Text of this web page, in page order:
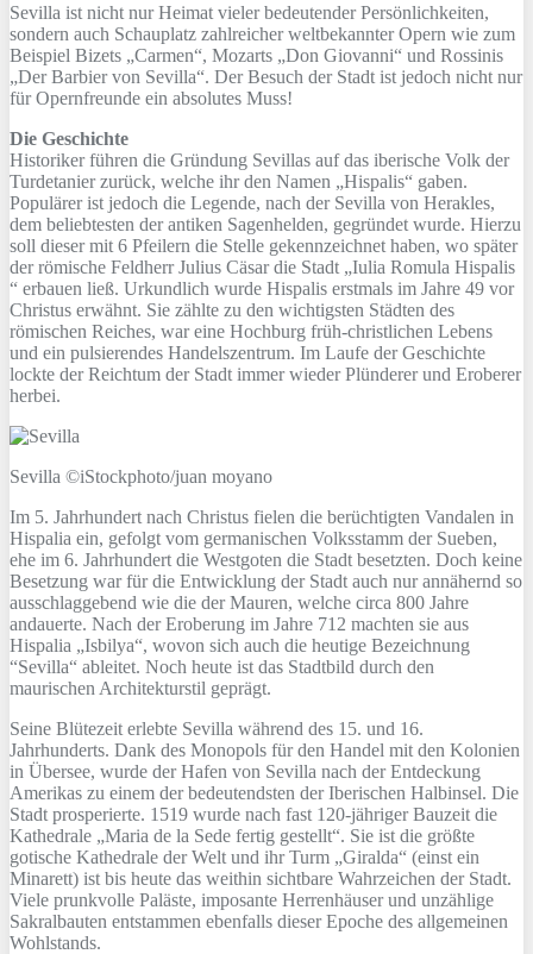
Sevilla ist nicht nur Heimat vieler bedeutender Persönlichkeiten,
sondern auch Schauplatz zahlreicher weltbekannter Opern wie zum
Beispiel Bizets „Carmen“, Mozarts „Don Giovanni“ und Rossinis
„Der Barbier von Sevilla“. Der Besuch der Stadt ist jedoch nicht nur
für Opernfreunde ein absolutes Muss!
Die Geschichte
Historiker führen die Gründung Sevillas auf das iberische Volk der
Turdetanier zurück, welche ihr den Namen „Hispalis“ gaben.
Populärer ist jedoch die Legende, nach der Sevilla von Herakles,
dem beliebtesten der antiken Sagenhelden, gegründet wurde. Hierzu
soll dieser mit 6 Pfeilern die Stelle gekennzeichnet haben, wo später
der römische Feldherr Julius Cäsar die Stadt „Iulia Romula Hispalis
“ erbauen ließ. Urkundlich wurde Hispalis erstmals im Jahre 49 vor
Christus erwähnt. Sie zählte zu den wichtigsten Städten des
römischen Reiches, war eine Hochburg früh-christlichen Lebens
und ein pulsierendes Handelszentrum. Im Laufe der Geschichte
lockte der Reichtum der Stadt immer wieder Plünderer und Eroberer
herbei.
Sevilla ©iStockphoto/juan moyano
Im 5. Jahrhundert nach Christus fielen die berüchtigten Vandalen in
Hispalia ein, gefolgt vom germanischen Volksstamm der Sueben,
ehe im 6. Jahrhundert die Westgoten die Stadt besetzten. Doch keine
Besetzung war für die Entwicklung der Stadt auch nur annähernd so
ausschlaggebend wie die der Mauren, welche circa 800 Jahre
andauerte. Nach der Eroberung im Jahre 712 machten sie aus
Hispalia „Isbilya“, wovon sich auch die heutige Bezeichnung
“Sevilla“ ableitet. Noch heute ist das Stadtbild durch den
maurischen Architekturstil geprägt.
Seine Blütezeit erlebte Sevilla während des 15. und 16.
Jahrhunderts. Dank des Monopols für den Handel mit den Kolonien
in Übersee, wurde der Hafen von Sevilla nach der Entdeckung
Amerikas zu einem der bedeutendsten der Iberischen Halbinsel. Die
Stadt prosperierte. 1519 wurde nach fast 120-jähriger Bauzeit die
Kathedrale „Maria de la Sede fertig gestellt“. Sie ist die größte
gotische Kathedrale der Welt und ihr Turm „Giralda“ (einst ein
Minarett) ist bis heute das weithin sichtbare Wahrzeichen der Stadt.
Viele prunkvolle Paläste, imposante Herrenhäuser und unzählige
Sakralbauten entstammen ebenfalls dieser Epoche des allgemeinen
Wohlstands.